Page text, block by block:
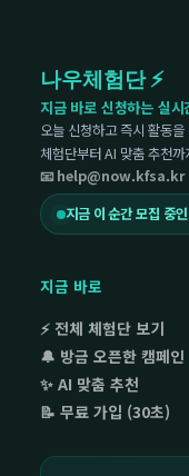
나우체험단 ⚡
지금 바로 신청하는 실시
오늘 신청하고 즉시 활동
체험단부터 AI 맞춤 추천
📧 help@now.kfsa.kr
지금 이 순간 모집 중
지금 바로
⚡ 전체 체험단 보기
🔔 방금 오픈한 캠페인
✨ AI 맞춤 추천
📝 무료 가입 (30초)